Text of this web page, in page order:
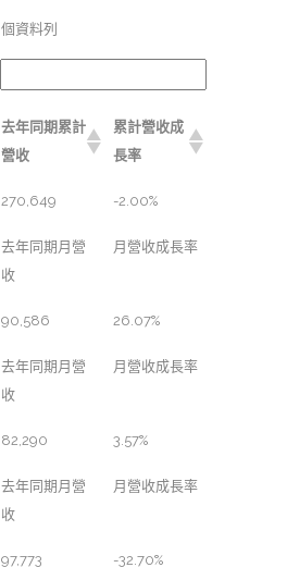
個資料列
去年同期累計
營收
累計營收成
長率
270,649 -2.00%
去年同期月營
收
月營收成長率
90,586 26.07%
去年同期月營
收
月營收成長率
82,290 3.57%
去年同期月營
收
月營收成長率
97,773 -32.70%